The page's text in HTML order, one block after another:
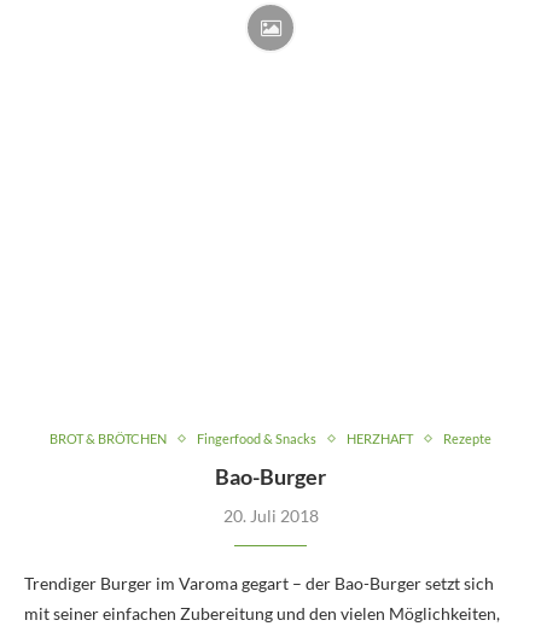
BROT & BRÖTCHEN Fingerfood & Snacks HERZHAFT Rezepte
Bao-Burger
20. Juli 2018
Trendiger Burger im Varoma gegart – der Bao-Burger setzt sich
mit seiner einfachen Zubereitung und den vielen Möglichkeiten,